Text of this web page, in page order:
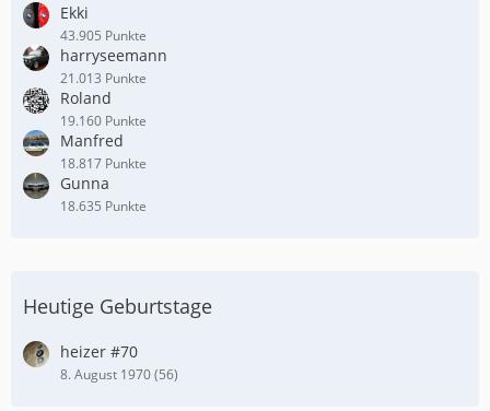
Ekki
43.905 Punkte
harryseemann
21.013 Punkte
Roland
19.160 Punkte
Manfred
18.817 Punkte
Gunna
18.635 Punkte
Heutige Geburtstage
heizer #70
8. August 1970 (56)